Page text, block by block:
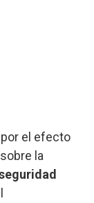
el efecto
la